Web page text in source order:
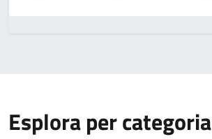
Esplora per categoria